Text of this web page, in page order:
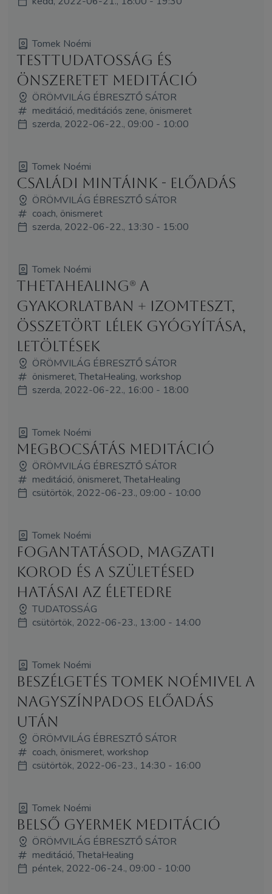
Tomek Noémi
Testtudatosság és
önszeretet meditáció
ÖRÖMVILÁG ÉBRESZTŐ SÁTOR
meditáció, meditációs zene, önismeret
szerda, 2022-06-22., 09:00 - 10:00
Tomek Noémi
Családi mintáink - előadás
ÖRÖMVILÁG ÉBRESZTŐ SÁTOR
coach, önismeret
szerda, 2022-06-22., 13:30 - 15:00
Tomek Noémi
ThetaHealing® a
gyakorlatban + izomteszt,
összetört lélek gyógyítása,
letöltések
ÖRÖMVILÁG ÉBRESZTŐ SÁTOR
önismeret, ThetaHealing, workshop
szerda, 2022-06-22., 16:00 - 18:00
Tomek Noémi
Megbocsátás meditáció
ÖRÖMVILÁG ÉBRESZTŐ SÁTOR
meditáció, önismeret, ThetaHealing
csütörtök, 2022-06-23., 09:00 - 10:00
Tomek Noémi
Fogantatásod, magzati
korod és a születésed
hatásai az életedre
TUDATOSSÁG
csütörtök, 2022-06-23., 13:00 - 14:00
Tomek Noémi
Beszélgetés Tomek Noémivel a
nagyszínpados előadás
után
ÖRÖMVILÁG ÉBRESZTŐ SÁTOR
coach, önismeret, workshop
csütörtök, 2022-06-23., 14:30 - 16:00
Tomek Noémi
Belső gyermek meditáció
ÖRÖMVILÁG ÉBRESZTŐ SÁTOR
meditáció, ThetaHealing
péntek, 2022-06-24., 09:00 - 10:00